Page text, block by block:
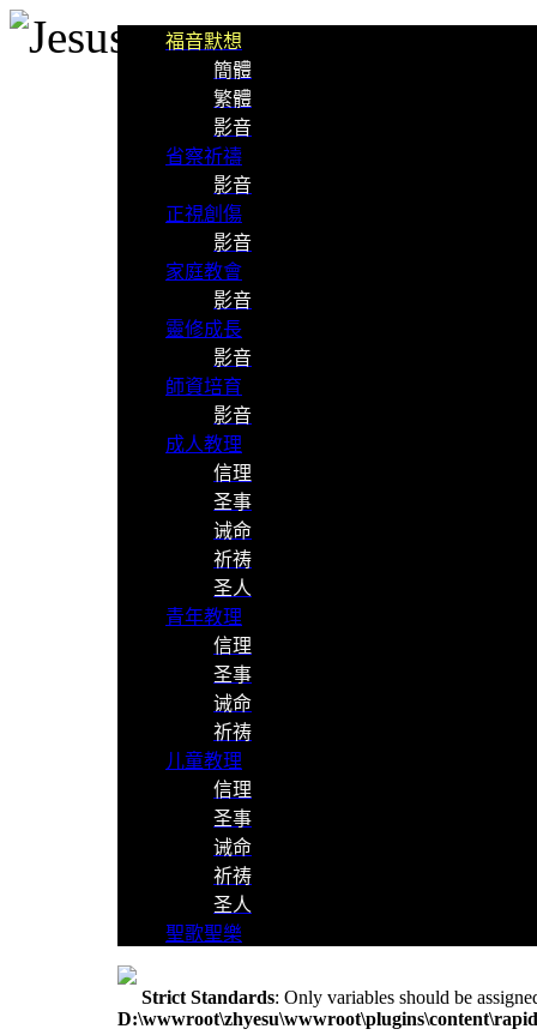
福音默想
簡體
繁體
影音
省察祈禱
影音
正視創傷
影音
家庭教會
影音
靈修成長
影音
師資培育
影音
成人教理
信理
圣事
诫命
祈祷
圣人
青年教理
信理
圣事
诫命
祈祷
儿童教理
信理
圣事
诫命
祈祷
圣人
聖歌聖樂
Strict Standards: Only variables should be